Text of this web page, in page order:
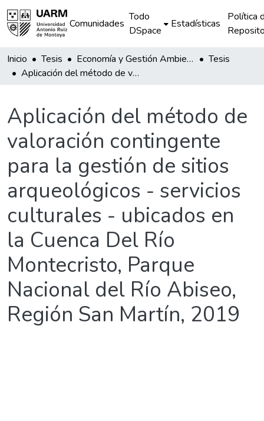
Comunidades
Todo
DSpace
Estadísticas
Política
Inicio Tesis Economía y Gestión Ambiental
Tesis
Aplicación del método de valoración contingente para la gestión de sitios arqueológicos - servicios culturales - ubicados en la Cuenca Del Río Montecristo, Parque Nacional del Río Abiseo, Región San Martín, 2019
Aplicación del método de
valoración contingente
para la gestión de sitios
arqueológicos - servicios
culturales - ubicados en
la Cuenca Del Río
Montecristo, Parque
Nacional del Río Abiseo,
Región San Martín, 2019